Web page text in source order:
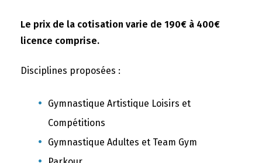
Le prix de la cotisation varie de 190€ à 400€
licence comprise.
Disciplines proposées :
Gymnastique Artistique Loisirs et
Compétitions
Gymnastique Adultes et Team Gym